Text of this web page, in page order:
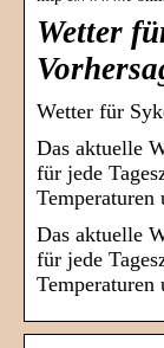
Wetter
Wetter für
Das aktuelle
für jede
Temperaturen
Das aktuelle
für jede